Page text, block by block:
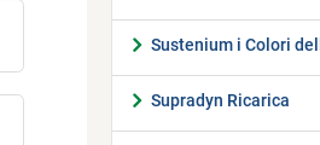
Sustenium i Colori
Supradyn Ricarica